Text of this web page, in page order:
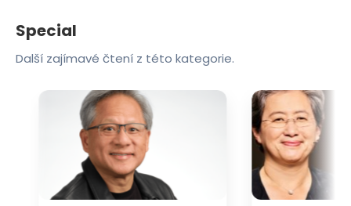
Special
Další zajímavé čtení z této kategorie.